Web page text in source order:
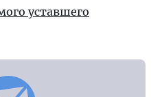
уставшего